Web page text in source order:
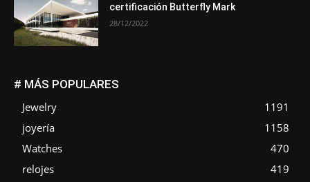
certificación Butterfly Mark
28/12/2022
# MÁS POPULARES
Jewelry
1191
joyería
1158
Watches
470
relojes
419